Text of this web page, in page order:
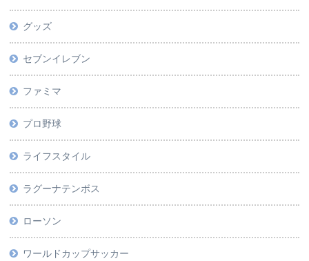
グッズ
セブンイレブン
ファミマ
プロ野球
ライフスタイル
ラグーナテンボス
ローソン
ワールドカップサッカー